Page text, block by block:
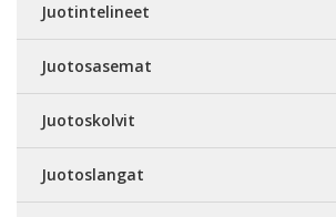
Juotintelineet
Juotosasemat
Juotoskolvit
Juotoslangat